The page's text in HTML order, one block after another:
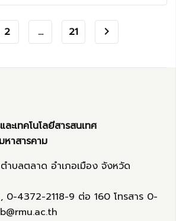
2 … 21
ะเทคโนโลยีสารสนเทศ
าสารคาม
ำบลตลาด อำเภอเมือง จังหวัด
0-4372-2118-9 ต่อ 160 โทรสาร 0-